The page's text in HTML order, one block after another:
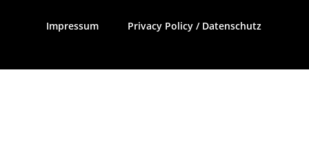
Impressum Privacy Policy / Datenschutz